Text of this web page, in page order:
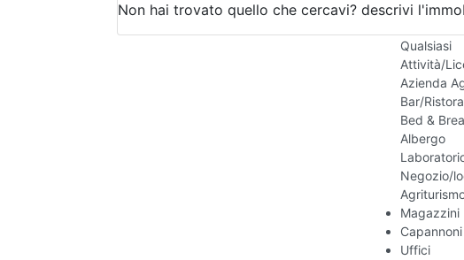
Box/
Qualsiasi
Attività/
Azienda
Bar/
Bed &
Albergo
Negozio/
Magazzini
Capannoni
Uffici
Non hai trovato quello che cercavi? descrivi